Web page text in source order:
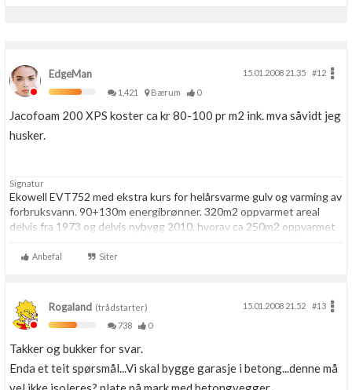
EdgeMan 15.01.2008 21.35
#12
1,421
Bærum 0
Jacofoam 200 XPS koster ca kr 80-100 pr m2 ink. mva såvidt jeg
husker.
Signatur
Ekowell EVT752 med ekstra kurs for helårsvarme gulv og varming av
forbruksvann. 90+130m energibrønner. 320m2 oppvarmet areal
delvis fra 1973 og delvis nybygg 2010, hvorav ca 250m2 oppvarmet
TS300-S balansert ventilasjon. Strømforbruk 2014: 29376kwt
Anbefal Siter
Rogaland (trådstarter) 15.01.2008 21.52
#13
738
0
Takker og bukker for svar.
Enda et teit spørsmål...Vi skal bygge garasje i betong...denne må